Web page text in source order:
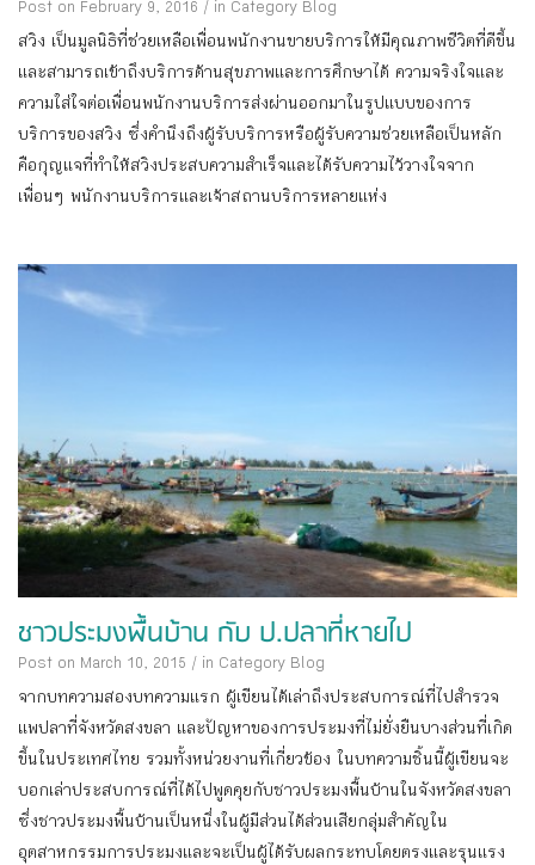
Post on February 9, 2016 / in Category Blog
สวิง เป็นมูลนิธิที่ช่วยเหลือเพื่อนพนักงานขายบริการให้มีคุณภาพชีวิตที่ดีขึ้น
และสามารถเข้าถึงบริการด้านสุขภาพและการศึกษาได้ ความจริงใจและ
ความใส่ใจต่อเพื่อนพนักงานบริการส่งผ่านออกมาในรูปแบบของการ
บริการของสวิง ซึ่งคำนึงถึงผู้รับบริการหรือผู้รับความช่วยเหลือเป็นหลัก
คือกุญแจที่ทำให้สวิงประสบความสำเร็จและได้รับความไว้วางใจจาก
เพื่อนๆ พนักงานบริการและเจ้าสถานบริการหลายแห่ง
ชาวประมงพื้นบ้าน กับ ป.ปลาที่หายไป
Post on March 10, 2015 / in Category Blog
จากบทความสองบทความแรก ผู้เขียนได้เล่าถึงประสบการณ์ที่ไปสำรวจ
แพปลาที่จังหวัดสงขลา และปัญหาของการประมงที่ไม่ยั่งยืนบางส่วนที่เกิด
ขึ้นในประเทศไทย รวมทั้งหน่วยงานที่เกี่ยวข้อง ในบทความชิ้นนี้ผู้เขียนจะ
บอกเล่าประสบการณ์ที่ได้ไปพูดคุยกับชาวประมงพื้นบ้านในจังหวัดสงขลา
ซึ่งชาวประมงพื้นบ้านเป็นหนึ่งในผู้มีส่วนได้ส่วนเสียกลุ่มสำคัญใน
อุตสาหกรรมการประมงและจะเป็นผู้ได้รับผลกระทบโดยตรงและรุนแรง